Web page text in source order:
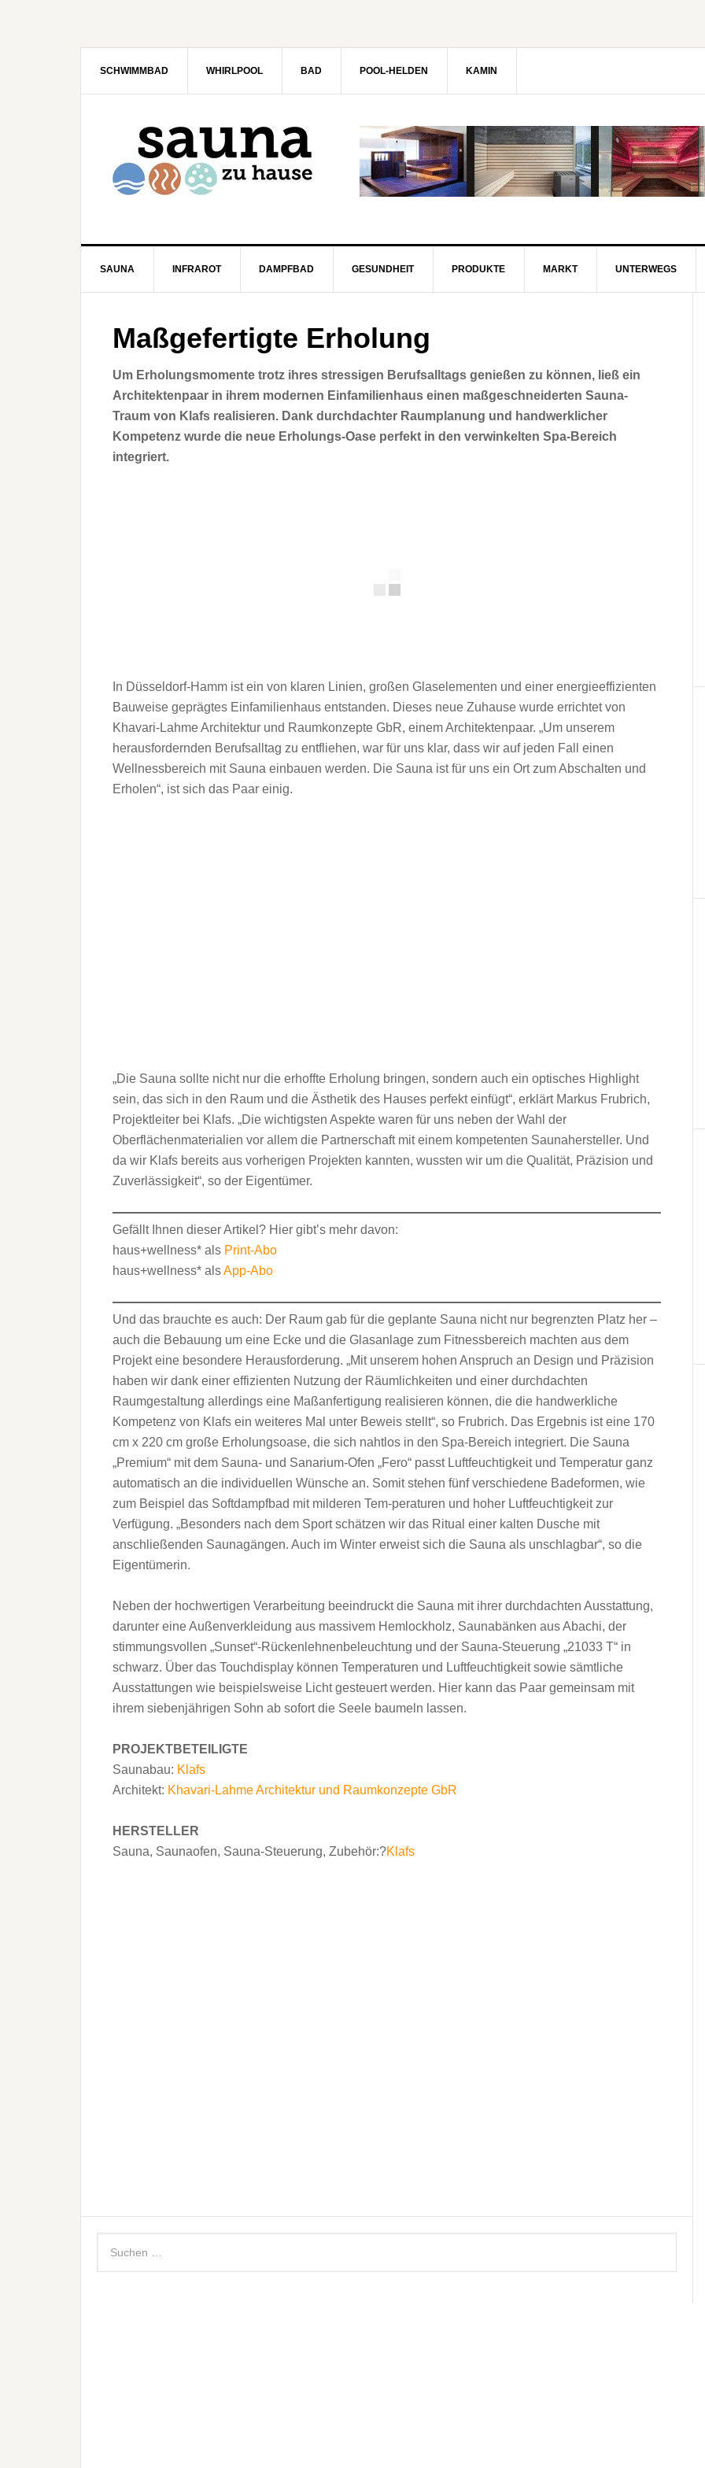
SCHWIMMBAD WHIRLPOOL BAD POOL-HELDEN KAMIN
SAUNA INFRAROT DAMPFBAD GESUNDHEIT PRODUKTE MARKT UNTERWEGS
Maßgefertigte Erholung
Um Erholungsmomente trotz ihres stressigen Berufsalltags genießen zu können, ließ ein
Architektenpaar in ihrem modernen Einfamilienhaus einen maßgeschneiderten Sauna-
Traum von Klafs realisieren. Dank durchdachter Raumplanung und handwerklicher
Kompetenz wurde die neue Erholungs-Oase perfekt in den verwinkelten Spa-Bereich
integriert.
In Düsseldorf-Hamm ist ein von klaren Linien, großen Glaselementen und einer energieeffizienten
Bauweise geprägtes Einfamilienhaus entstanden. Dieses neue Zuhause wurde errichtet von
Khavari-Lahme Architektur und Raumkonzepte GbR, einem Architektenpaar. „Um unserem
herausfordernden Berufsalltag zu entfliehen, war für uns klar, dass wir auf jeden Fall einen
Wellnessbereich mit Sauna einbauen werden. Die Sauna ist für uns ein Ort zum Abschalten und
Erholen“, ist sich das Paar einig.
„Die Sauna sollte nicht nur die erhoffte Erholung bringen, sondern auch ein optisches Highlight
sein, das sich in den Raum und die Ästhetik des Hauses perfekt einfügt“, erklärt Markus Frubrich,
Projektleiter bei Klafs. „Die wichtigsten Aspekte waren für uns neben der Wahl der
Oberflächenmaterialien vor allem die Partnerschaft mit einem kompetenten Saunahersteller. Und
da wir Klafs bereits aus vorherigen Projekten kannten, wussten wir um die Qualität, Präzision und
Zuverlässigkeit“, so der Eigentümer.
Gefällt Ihnen dieser Artikel? Hier gibt’s mehr davon:
haus+wellness* als Print-Abo
haus+wellness* alsApp-Abo
Und das brauchte es auch: Der Raum gab für die geplante Sauna nicht nur begrenzten Platz her –
auch die Bebauung um eine Ecke und die Glasanlage zum Fitnessbereich machten aus dem
Projekt eine besondere Herausforderung. „Mit unserem hohen Anspruch an Design und Präzision
haben wir dank einer effizienten Nutzung der Räumlichkeiten und einer durchdachten
Raumgestaltung allerdings eine Maßanfertigung realisieren können, die die handwerkliche
Kompetenz von Klafs ein weiteres Mal unter Beweis stellt“, so Frubrich. Das Ergebnis ist eine 170
cm x 220 cm große Erholungsoase, die sich nahtlos in den Spa-Bereich integriert. Die Sauna
„Premium“ mit dem Sauna- und Sanarium-Ofen „Fero“ passt Luftfeuchtigkeit und Temperatur ganz
automatisch an die individuellen Wünsche an. Somit stehen fünf verschiedene Badeformen, wie
zum Beispiel das Softdampfbad mit milderen Tem-peraturen und hoher Luftfeuchtigkeit zur
Verfügung. „Besonders nach dem Sport schätzen wir das Ritual einer kalten Dusche mit
anschließenden Saunagängen. Auch im Winter erweist sich die Sauna als unschlagbar“, so die
Eigentümerin.
Neben der hochwertigen Verarbeitung beeindruckt die Sauna mit ihrer durchdachten Ausstattung,
darunter eine Außenverkleidung aus massivem Hemlockholz, Saunabänken aus Abachi, der
stimmungsvollen „Sunset“-Rückenlehnenbeleuchtung und der Sauna-Steuerung „21033 T“ in
schwarz. Über das Touchdisplay können Temperaturen und Luftfeuchtigkeit sowie sämtliche
Ausstattungen wie beispielsweise Licht gesteuert werden. Hier kann das Paar gemeinsam mit
ihrem siebenjährigen Sohn ab sofort die Seele baumeln lassen.
PROJEKTBETEILIGTE
Saunabau: Klafs
Architekt: Khavari-Lahme Architektur und Raumkonzepte GbR
HERSTELLER
Sauna, Saunaofen, Sauna-Steuerung, Zubehör:?Klafs